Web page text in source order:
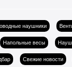
наушники
Напольные весы
Свежие новости